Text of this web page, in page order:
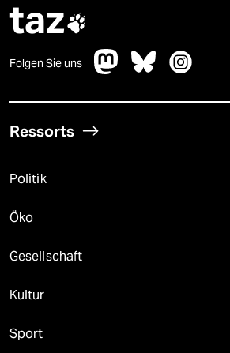
taz
Folgen Sie uns
Ressorts
Politik
Öko
Gesellschaft
Kultur
Sport